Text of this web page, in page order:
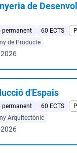
de
permanent 60 ECTS
de Producte
d'Espais
permanent 60 ECTS
Arquitectònic